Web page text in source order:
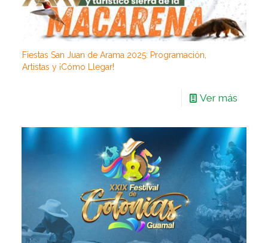
Fiestas San Juan de Arama 2025: Programación,
Artistas y ¡Cómo Llegar!
Ver más